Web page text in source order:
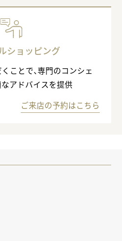
ショッピング
ことで、専門のコンシェ
アドバイスを提供
ご来店の予約はこちら